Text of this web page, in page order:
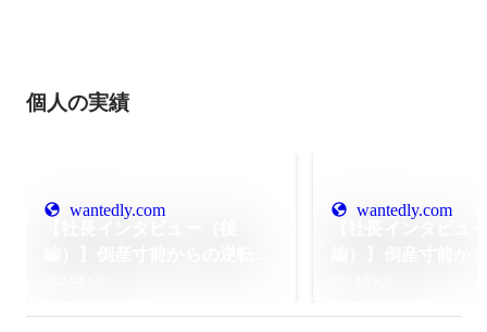
個人の実績
wantedly.com wantedly.com